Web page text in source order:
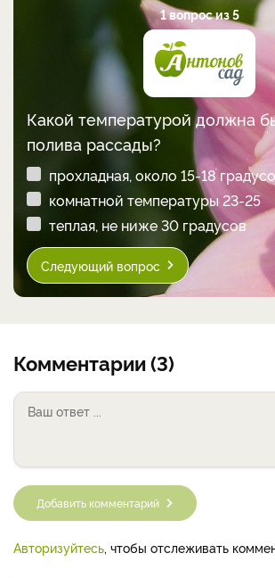
1 вопрос из 5
Какой температурой должна
полива рассады?
прохладная, около 15-18
комнатной температуры 23-25
теплая, не ниже 30 градусов
Следующий вопрос
Комментарии (3)
Добавить комментарий
Авторизуйтесь , чтобы отслеживать